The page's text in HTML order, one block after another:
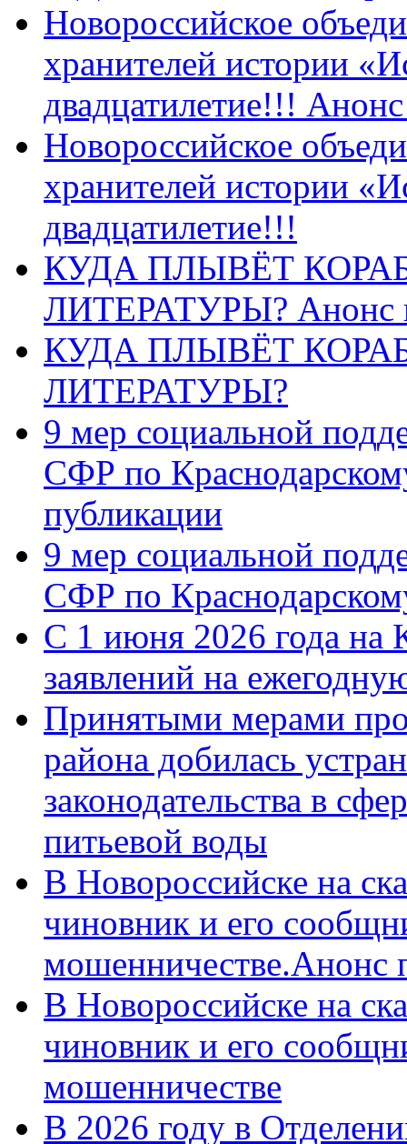
Новороссийское
хранителей истории
двадцатилетие!!!
Новороссийское
хранителей истории
двадцатилетие!!!
КУДА ПЛЫВЁТ
ЛИТЕРАТУРЫ? Анонс
КУДА ПЛЫВЁТ
ЛИТЕРАТУРЫ?
9 мер социальной
СФР по
публикации
9 мер социальной
СФР по
С 1 июня 2026 года на
заявлений на
Принятыми мерами
района добилась
законодательства в
питьевой воды
В Новороссийске на
чиновник и его
мошенничестве.Анонс
В Новороссийске на
чиновник и его
мошенничестве
В 2026 году в